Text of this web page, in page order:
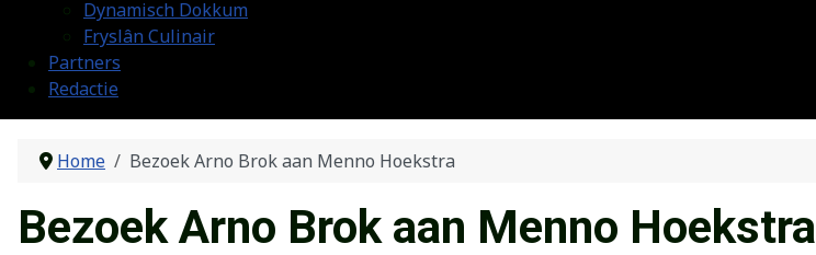
Dynamisch Dokkum
Fryslân Culinair
Partners
Redactie
Home Bezoek Arno Brok aan Menno Hoekstra
Bezoek Arno Brok aan Menno Hoekstra